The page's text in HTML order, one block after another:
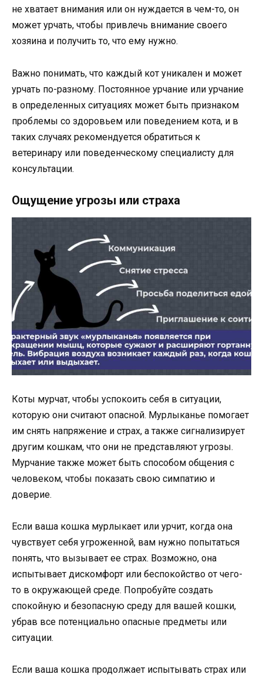
не хватает внимания или он нуждается в чем-то, он
может урчать, чтобы привлечь внимание своего
хозяина и получить то, что ему нужно.
Важно понимать, что каждый кот уникален и может
урчать по-разному. Постоянное урчание или урчание
в определенных ситуациях может быть признаком
проблемы со здоровьем или поведением кота, и в
таких случаях рекомендуется обратиться к
ветеринару или поведенческому специалисту для
консультации.
Ощущение угрозы или страха
Коты мурчат, чтобы успокоить себя в ситуации,
которую они считают опасной. Мурлыканье помогает
им снять напряжение и страх, а также сигнализирует
другим кошкам, что они не представляют угрозы.
Мурчание также может быть способом общения с
человеком, чтобы показать свою симпатию и
доверие.
Если ваша кошка мурлыкает или урчит, когда она
чувствует себя угроженной, вам нужно попытаться
понять, что вызывает ее страх. Возможно, она
испытывает дискомфорт или беспокойство от чего-
то в окружающей среде. Попробуйте создать
спокойную и безопасную среду для вашей кошки,
убрав все потенциально опасные предметы или
ситуации.
Если ваша кошка продолжает испытывать страх или